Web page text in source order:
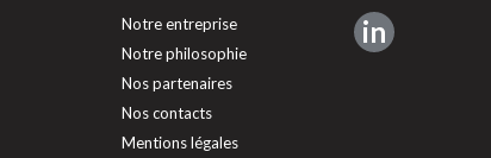
Notre entreprise
Notre philosophie
Nos partenaires
Nos contacts
Mentions légales
in